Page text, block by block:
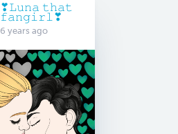
❣︎𝙻𝚞𝚗𝚊 𝚝𝚑𝚊𝚝
𝚏𝚊𝚗𝚐𝚒𝚛𝚕❣︎
6 years ago